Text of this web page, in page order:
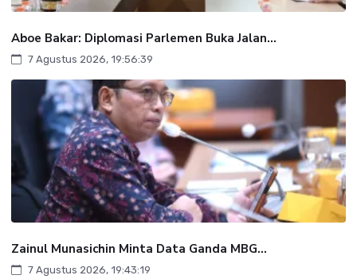
Aboe Bakar: Diplomasi Parlemen Buka Jalan...
7 Agustus 2026, 19:56:39
Zainul Munasichin Minta Data Ganda MBG...
7 Agustus 2026, 19:43:19